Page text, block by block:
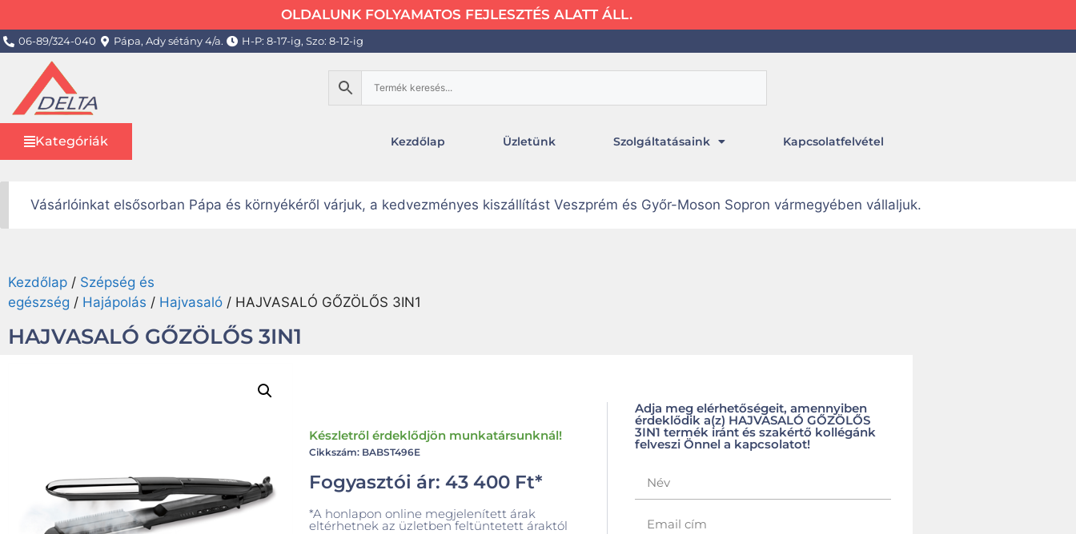
OLDALUNK FOLYAMATOS FEJLESZTÉS ALATT ÁLL.
06-89/324-040 Pápa, Ady sétány 4/a. H-P: 8-17-ig, Szo: 8-12-ig
Kategóriák Kezdőlap Üzletünk Szolgáltatásaink Kapcsolatfelvétel
Vásárlóinkat elsősorban Pápa és környékéről várjuk, a kedvezményes kiszállítást Veszprém és Győr-Moson Sopron vármegyében vállaljuk.
Kezdőlap / Szépség és
egészség / Hajápolás / Hajvasaló / HAJVASALÓ GŐZÖLŐS 3IN1
HAJVASALÓ GŐZÖLŐS 3IN1
Készletről érdeklődjön munkatársunknál!
Cikkszám: BABST496E
Fogyasztói ár:43 400 Ft*
*A honlapon online megjelenített árak
eltérhetnek az üzletben feltüntetett áraktól
Adja meg elérhetőségeit, amennyiben
érdeklődik a(z) HAJVASALÓ GŐZÖLŐS
3IN1 termék iránt és szakértő kollégánk
felveszi Önnel a kapcsolatot!